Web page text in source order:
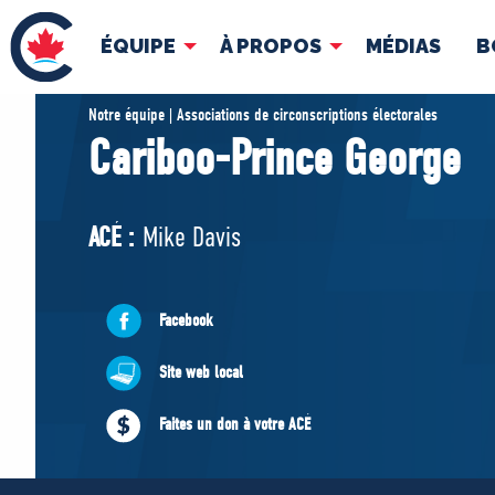
ÉQUIPE À PROPOS MÉDIAS
ÉQUIPE
Pierre Poilievre
Cabinet fantôme
ACÉ
À
Notre équipe | Associations de circonscriptions électorales
Cariboo-Prince George
ACÉ : Mike Davis
Facebook
Site web local
Faites un don à votre ACÉ